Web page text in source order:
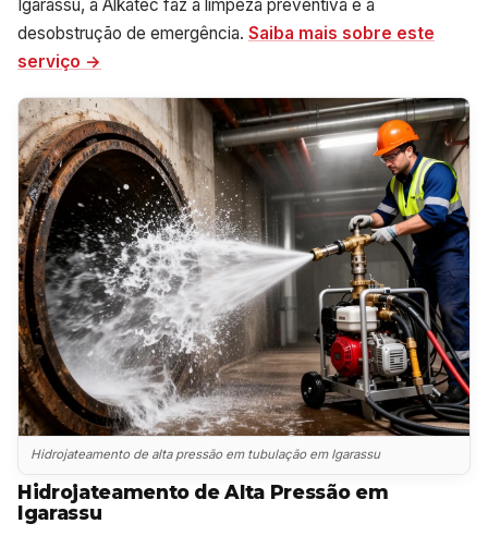
Igarassu, a Alkatec faz a limpeza preventiva e a
desobstrução de emergência. Saiba mais sobre este
serviço →
Hidrojateamento de alta pressão em tubulação em Igarassu
Hidrojateamento de Alta Pressão em
Igarassu